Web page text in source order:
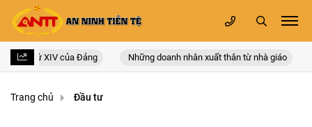
lần thứ XIV của Đảng Những doanh nhân xuất thân từ nhà giáo
Trang chủ Đầu tư